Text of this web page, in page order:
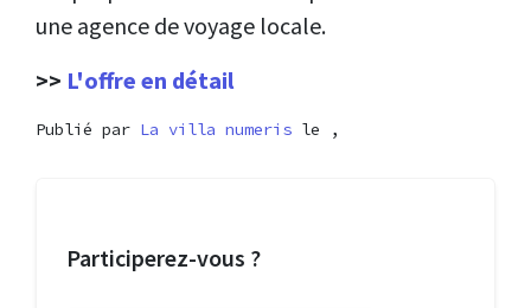
une agence de voyage locale.
>> L'offre en détail
Publié par La villa numeris le ,
Participerez-vous ?